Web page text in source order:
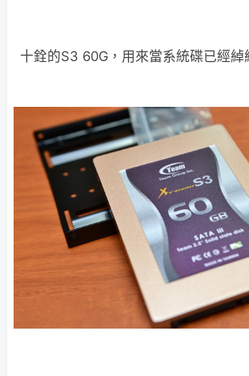
十銓的S3 60G，用來當系統碟已經綽